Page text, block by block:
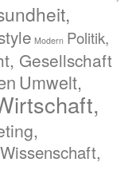
Modern Politik,
Gesellschaft
Umwelt,
Wissenschaft,